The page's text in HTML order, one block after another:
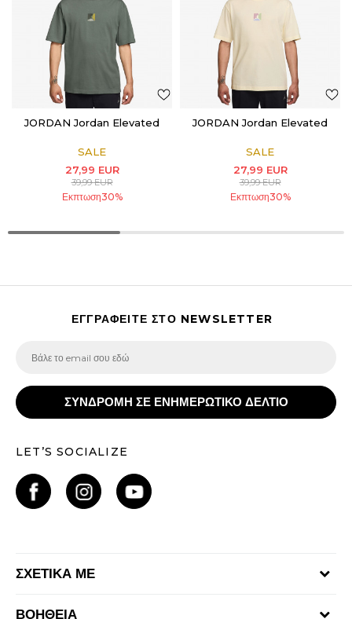
JORDAN Jordan Elevated
SALE
27,99 EUR
39,99EUR
Εκπτωση30%
JORDAN Jordan Elevated
SALE
27,99 EUR
39,99EUR
Εκπτωση30%
ΕΓΓΡΑΦΕΙΤΕ ΣΤΟ NEWSLETTER
ΣΥΝΔΡΟΜΗ ΣΕ ΕΝΗΜΕΡΩΤΙΚΟ ΔΕΛΤΙΟ
LET’S SOCIALIZE
ΣΧΕΤΙΚΑ ΜΕ
ΒΟΗΘΕΙΑ